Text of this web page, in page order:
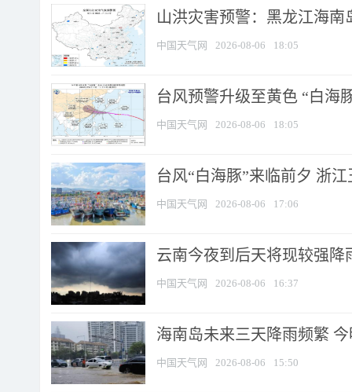
山洪灾害预警：黑龙江海
中国天气网 2026-08-06 18:05
台风预警升级至黄色 “白海
中国天气网 2026-08-06 18:05
台风“白海豚”来临前夕 浙
中国天气网 2026-08-06 17:06
云南今夜到后天将现较强降
中国天气网 2026-08-06 16:37
海南岛未来三天降雨频繁
中国天气网 2026-08-06 15:50